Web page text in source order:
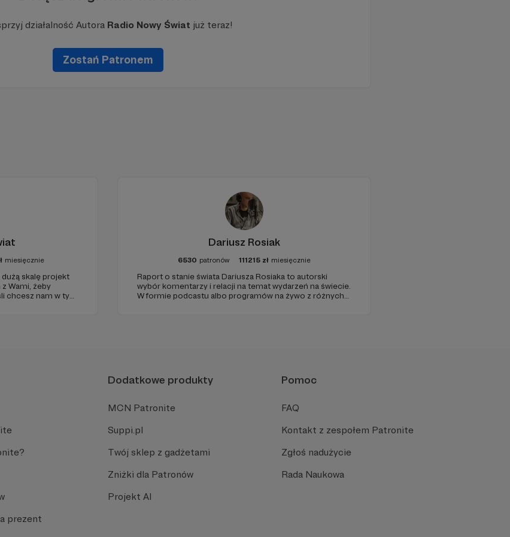
działalność Autora Radio Nowy Świat już teraz!
Zostań Patronem
miesięcznie
skalę projekt
Wami, żeby
chcesz nam w tym
Dariusz Rosiak
6530 patronów 111215 zł miesięcznie
Raport o stanie świata Dariusza Rosiaka to autorski
wybór komentarzy i relacji na temat wydarzeń na świecie.
W formie podcastu albo programów na żywo z różnych
prezent
Dodatkowe produkty
MCN Patronite
Suppi.pl
Twój sklep z gadżetami
Zniżki dla Patronów
Projekt AI
Pomoc
FAQ
Kontakt z zespołem Patronite
Zgłoś nadużycie
Rada Naukowa